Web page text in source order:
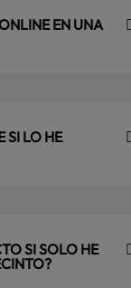
EN UNA
SI LO HE
SI SOLO HE